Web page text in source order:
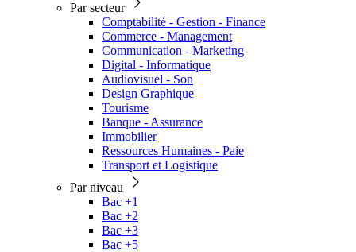
Par secteur
Comptabilité - Gestion - Finance
Commerce - Management
Communication - Marketing
Digital - Informatique
Audiovisuel - Son
Design Graphique
Tourisme
Banque - Assurance
Immobilier
Ressources Humaines - Paie
Transport et Logistique
Par niveau
Bac +1
Bac +2
Bac +3
Bac +5